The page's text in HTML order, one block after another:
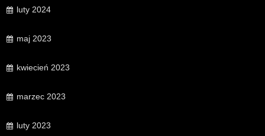
luty 2024
maj 2023
kwiecień 2023
marzec 2023
luty 2023